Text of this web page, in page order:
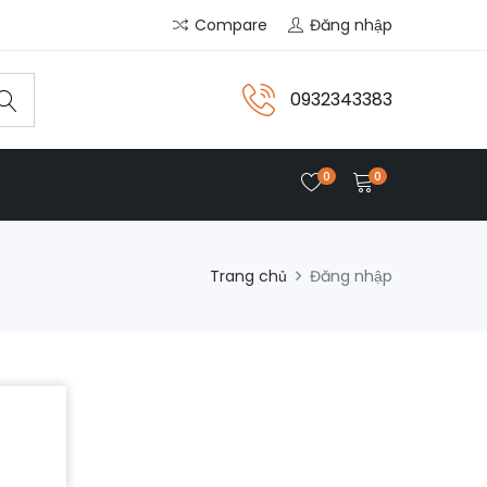
Compare Đăng nhập
0932343383
0 0
Trang chủ Đăng nhập